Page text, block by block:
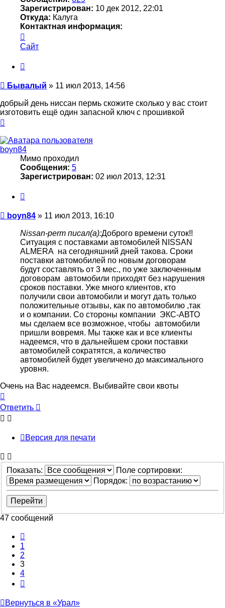
Зарегистрирован: 10 дек 2012, 22:01
Откуда: Калуга
Контактная информация:
информация
пользователя
Сайт
Сообщение
Бывалый » 11 июл 2013, 14:56
добрый день ниссан пермь скожите сколько у вас стоит
изготовить ещё один запасной ключ с прошивкой
началу
boyn84
Мимо проходил
Сообщения: 5
Зарегистрирован: 02 июл 2013, 12:31
Сообщение
boyn84 » 11 июл 2013, 16:10
Nissan-perm писал(а):Доброго времени суток!!
Ситуация с поставками автомобилей NISSAN
ALMERA на сегодняшний дней такова. Сроки
поставки автомобилей по новым договорам
будут составлять от 3 мес., по уже заключенным
договорам автомобили приходят без нарушения
сроков поставки. Уже много клиентов, кто
получили свои автомобили и могут дать только
положительные отзывы, как по автомобилю ,так
и о компании. Со стороны компании ЭКС-АВТО
мы сделаем все возможное, чтобы автомобили
пришли вовремя. Мы также как и все клиенты
надеемся, что в дальнейшем сроки поставки
автомобилей сократятся, а количество
автомобилей будет увеличено до максимального
уровня.
Очень на Вас надеемся. Выбивайте свои квоты
к
началу
Ответить
Версия для печати
Показать:
Поле сортировки:
Порядок:
47 сообщений
1
2
3
4
Вернуться в «Урал»